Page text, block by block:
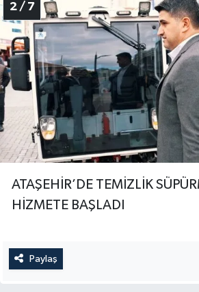
2 / 7
ATAŞEHİR’DE TEMİZLİK
HİZMETE BAŞLADI
Paylaş